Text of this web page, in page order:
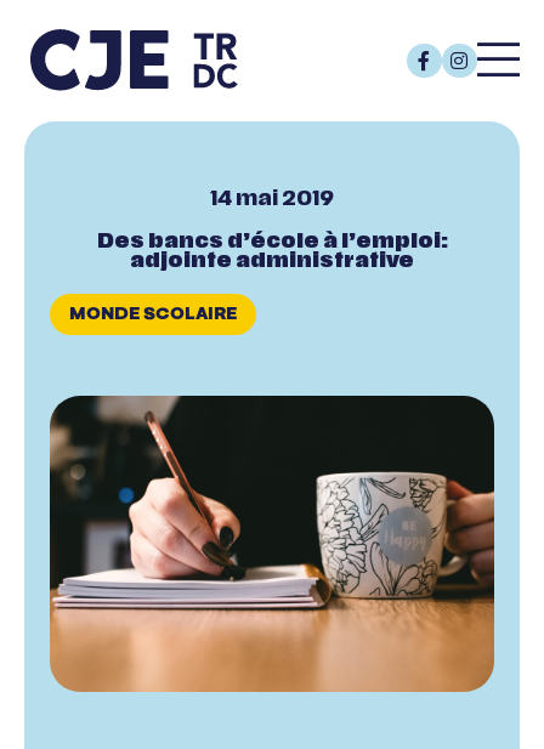
14 mai 2019
Des bancs d’école à l’emploi:
adjointe administrative
MONDE SCOLAIRE